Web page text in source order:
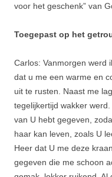
voor het geschenk” van
Toegepast op het
Carlos: Vanmorgen werd
dat u me een warme en
uit te rusten. Naast me
tegelijkertijd wakker
van U hebt gegeven,
haar kan leven, zoals U
Heer dat U me deze
gegeven die me schoon